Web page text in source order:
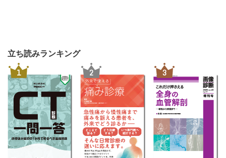
立ち読みランキング
1 2 3